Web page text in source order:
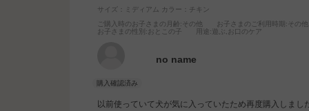
サイズ：ミディアム
カラー：チキン
ご購入時のお子さまの月齢 :その他 お子さまのご利用時期 :その他
お子さまの性別 :おとこの子 用途 :遊ぶ,お口のケア
no name
以前使っていて犬が気に入っていたため再度購入しま